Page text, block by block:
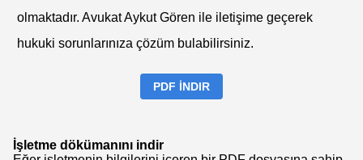
olmaktadır. Avukat Aykut Gören ile iletişime geçerek
hukuki sorunlarınıza çözüm bulabilirsiniz.
PDF İNDIR
İşletme dökümanını indir